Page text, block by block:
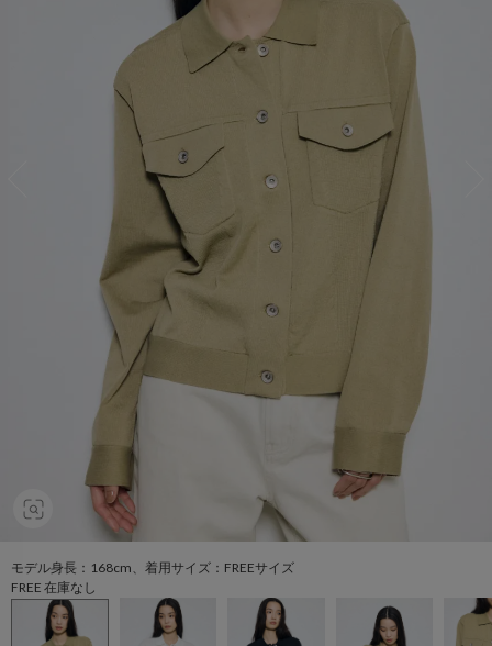
モデル身長：168cm、着用サイズ：FREEサイズ
FREE 在庫なし